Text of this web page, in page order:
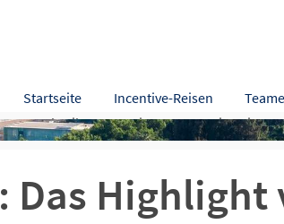
Startseite Incentive-Reisen
Das
von Andalusien!
Beschreibung Leistungen Hinweise